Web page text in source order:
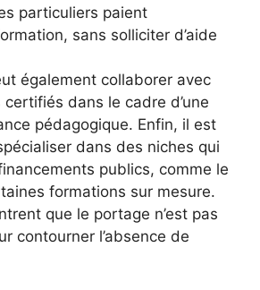
particuliers paient
sans solliciter d’aide
également collaborer avec
dans le cadre d’une
pédagogique. Enfin, il est
dans des niches qui
publics, comme le
formations sur mesure.
que le portage n’est pas
contourner l’absence de